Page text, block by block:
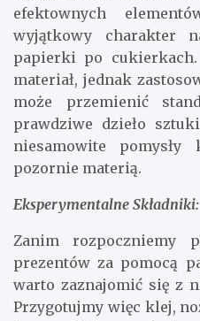
efektownych
wyjątkowy charakter
papierki po
materiał, jednak
może przemienić
prawdziwe dzieło
niesamowite
pozornie materią.
Eksperymentalne Składniki:
Zanim rozpoczniemy
prezentów za pomocą
warto zaznajomić się z
Przygotujmy więc klej,